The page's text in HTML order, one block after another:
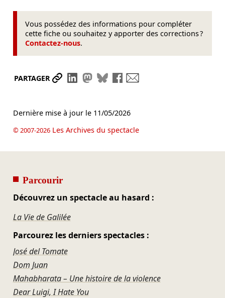
Vous possédez des informations pour compléter
cette fiche ou souhaitez y apporter des corrections ?
Contactez-nous.
PARTAGER Partager le lien
Partager sur LinkedIn
Partager sur Mastodon
Partager sur Bluesky
Partager sur Facebook
Dernière mise à jour le 11/05/2026
© 2007-2026Les Archives du spectacle
Parcourir
Découvrez un spectacle au hasard :
La Vie de Galilée
Parcourez les derniers spectacles :
José del Tomate
Dom Juan
Mahabharata – Une histoire de la violence
Dear Luigi, I Hate You